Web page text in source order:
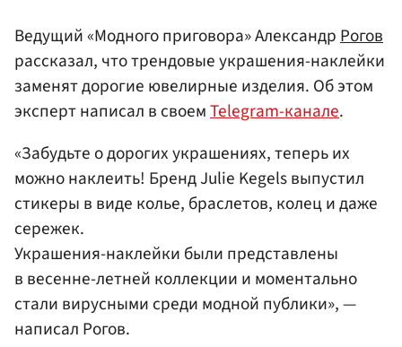
Ведущий «Модного приговора» АлександрРогов
рассказал, что трендовые украшения-наклейки
заменят дорогие ювелирные изделия. Об этом
эксперт написал в своемTelegram-канале.
«Забудьте о дорогих украшениях, теперь их
можно наклеить! Бренд Julie Kegels выпустил
стикеры в виде колье, браслетов, колец и даже
сережек.
Украшения-наклейки были представлены
в весенне-летней коллекции и моментально
стали вирусными среди модной публики», —
написал Рогов.